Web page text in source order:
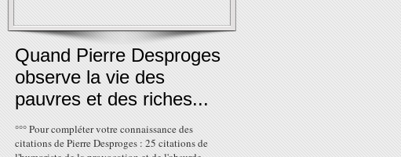
Quand Pierre Desproges
observe la vie des
pauvres et des riches...
°°° Pour compléter votre connaissance des
citations de Pierre Desproges : 25 citations de